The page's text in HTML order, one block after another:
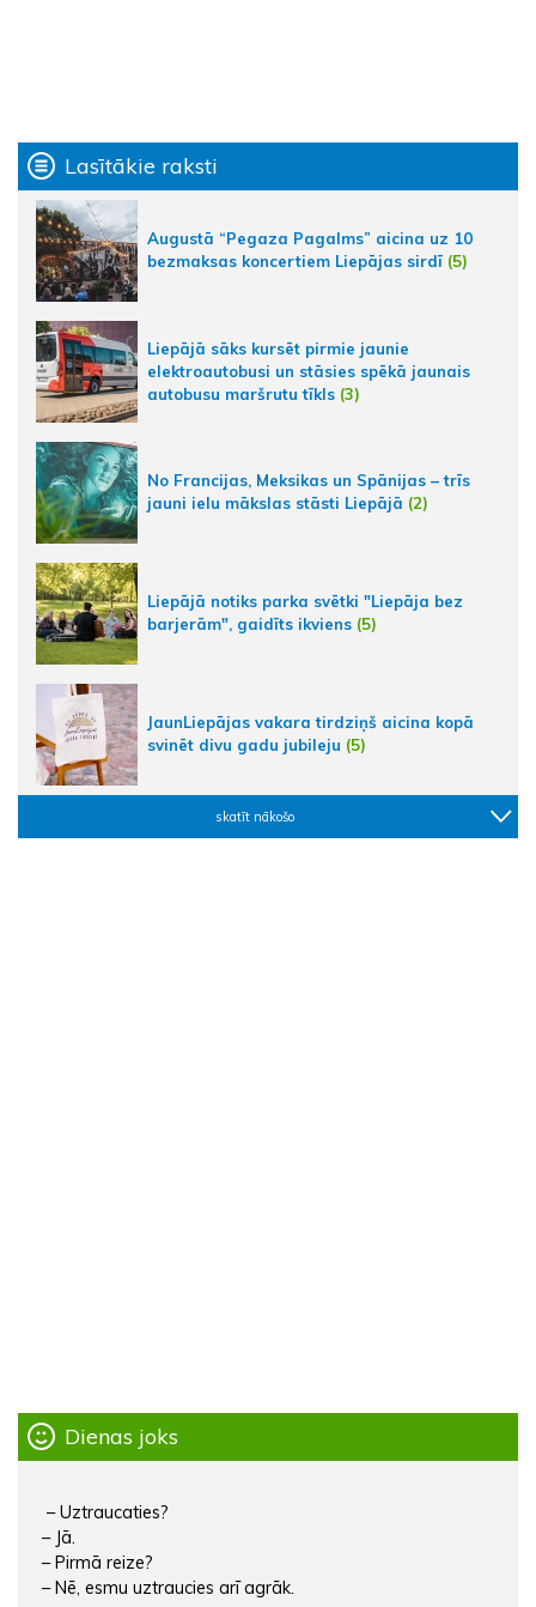
Lasītākie raksti
Augustā “Pegaza Pagalms” aicina uz 10
bezmaksas koncertiem Liepājas sirdī (5)
Liepājā sāks kursēt pirmie jaunie
elektroautobusi un stāsies spēkā jaunais
autobusu maršrutu tīkls (3)
No Francijas, Meksikas un Spānijas – trīs
jauni ielu mākslas stāsti Liepājā (2)
Liepājā notiks parka svētki "Liepāja bez
barjerām", gaidīts ikviens (5)
JaunLiepājas vakara tirdziņš aicina kopā
svinēt divu gadu jubileju (5)
skatīt nākošo
Dienas joks
– Uztraucaties?
– Jā.
– Pirmā reize?
– Nē, esmu uztraucies arī agrāk.